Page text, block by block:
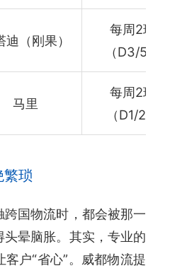
迪（刚果）
每周2班
（D3/5）
马里
每周2班
（D1/2）
繁琐
国物流时，都会被那一
晕脑胀。其实，专业的
户“省心”。威都物流提